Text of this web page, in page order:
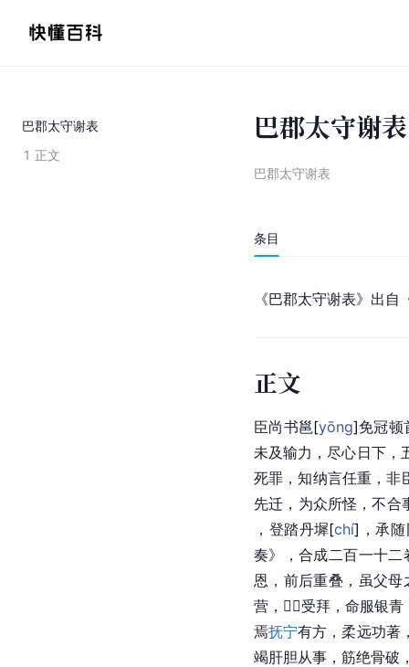
巴郡太守谢表
1 正文
巴郡太守谢表
巴郡太守谢表
条目
《巴郡太守谢表》出
正文
臣尚书邕[yōng]免冠顿
未及输力，尽心日下，
死罪，知纳言任重，非
先迁，为众所怪，不合
，登踏丹墀[chí] ，承
奏》，合成二百一十二
恩，前后重叠，虽父
营，受拜，命服银青
焉抚宁有方，柔远功著
竭肝胆从事，筋绝骨破